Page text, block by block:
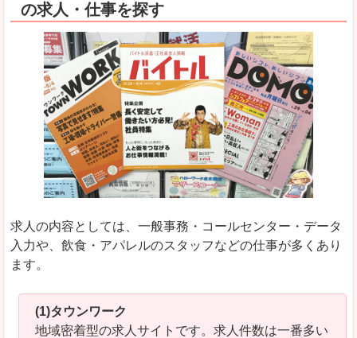
の求人・仕事を探す
求人の内容としては、一般事務・コールセンター・データ
入力や、飲食・アパレルのスタッフなどの仕事が多くあり
ます。
(1)タウンワーク
地域密着型の求人サイトです。求人件数は一番多い